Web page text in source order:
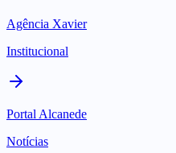
Agência Xavier
Institucional
Portal Alcanede
Notícias